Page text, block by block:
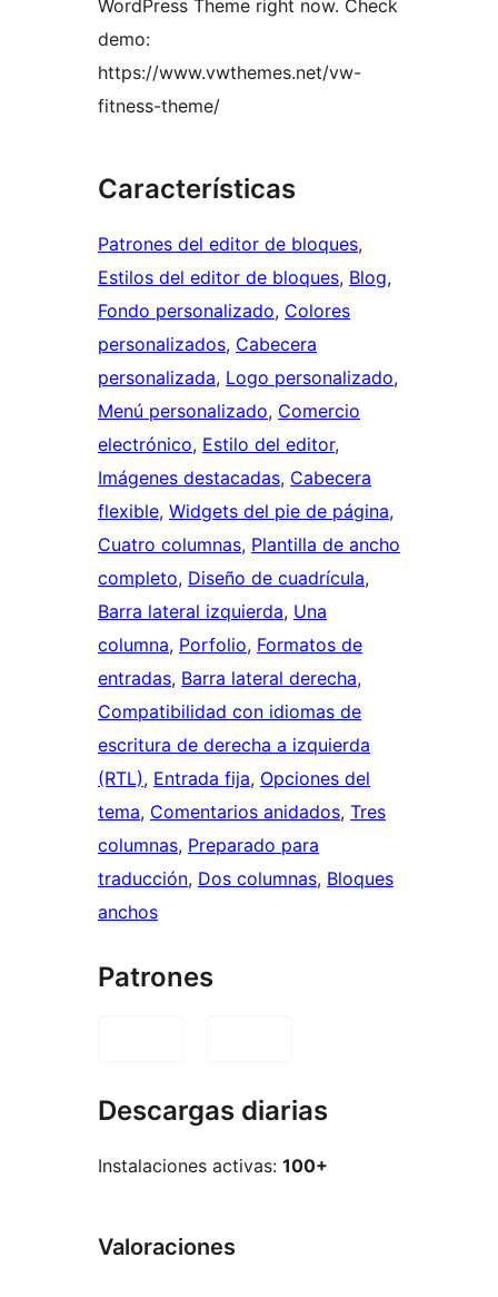
WordPress Theme right now. Check
demo:
https://www.vwthemes.net/vw-
fitness-theme/
Características
Patrones del editor de bloques
Estilos del editor de bloques, Blog
Fondo personalizado, Colores
personalizados, Cabecera
personalizada, Logo personalizado
Menú personalizado, Comercio
electrónico, Estilo del editor
Imágenes destacadas, Cabecera
flexible, Widgets del pie de página
Cuatro columnas, Plantilla de ancho
completo, Diseño de cuadrícula
Barra lateral izquierda, Una
columna, Porfolio, Formatos de
entradas, Barra lateral derecha
Compatibilidad con idiomas de
escritura de derecha a izquierda
(RTL), Entrada fija, Opciones del
tema, Comentarios anidados, Tres
columnas, Preparado para
traducción, Dos columnas, Bloques
anchos
Patrones
Descargas diarias
Instalaciones activas: 100+
Valoraciones